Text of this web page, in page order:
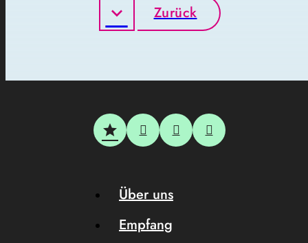
Zurück
Über uns
Empfang